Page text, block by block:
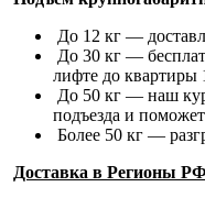
До 12 кг —
До 30 кг —
лифте до квартиры
До 50 кг — наш
подъезда и
Более 50 кг —
Доставка в Регионы РФ